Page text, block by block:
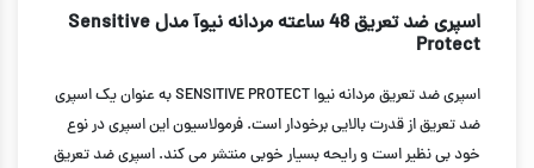
اسپری ضد تعریق 48 ساعته مردانه نیوآ مدل Sensitive
Protect
اسپری ضد تعریق مردانه نیوا SENSITIVE PROTECT به عنوان یک اسپری
ضد تعریق از قدرت بالایی برخودار است. فرمولاسیون این اسپری در نوع
خود بی نظیر است و رایحه بسیار خوبی منتشر می کند. اسپری ضد تعریق